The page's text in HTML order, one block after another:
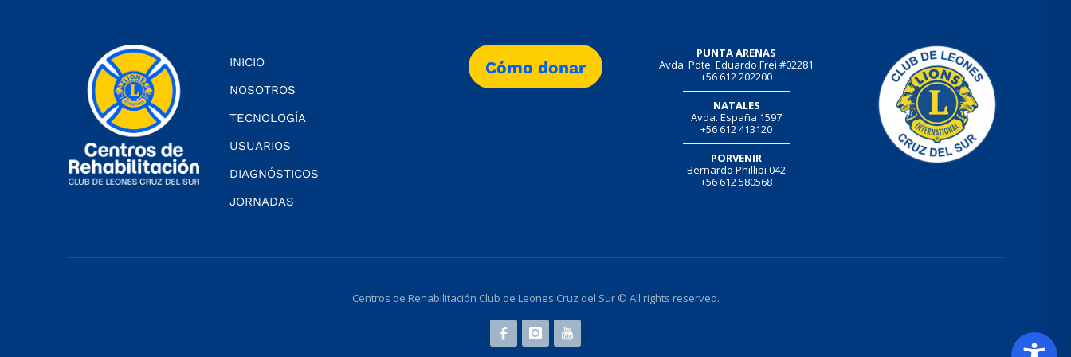
INICIO
NOSOTROS
TECNOLOGÍA
USUARIOS
DIAGNÓSTICOS
JORNADAS
Cómo donar
PUNTA ARENAS
Avda. Pdte. Eduardo Frei #02281
+56 612 202200
NATALES
Avda. España 1597
+56 612 413120
PORVENIR
Bernardo Phillipi 042
+56 612 580568
Centros de Rehabilitación Club de Leones Cruz del Sur © All rights reserved.